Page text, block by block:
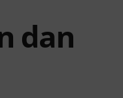
dan